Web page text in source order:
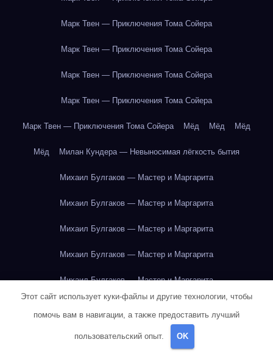
Марк Твен — Приключения Тома Сойера
Марк Твен — Приключения Тома Сойера
Марк Твен — Приключения Тома Сойера
Марк Твен — Приключения Тома Сойера
Марк Твен — Приключения Тома Сойера Мёд Мёд Мёд
Мёд Милан Кундера — Невыносимая лёгкость бытия
Михаил Булгаков — Мастер и Маргарита
Михаил Булгаков — Мастер и Маргарита
Михаил Булгаков — Мастер и Маргарита
Михаил Булгаков — Мастер и Маргарита
Михаил Булгаков — Мастер и Маргарита
Михаил Булгаков — Мастер и Маргарита
Этот сайт использует куки-файлы и другие технологии, чтобы
помочь вам в навигации, а также предоставить лучший
пользовательский опыт. OK